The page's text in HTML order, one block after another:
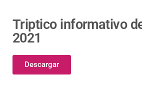
Triptico informativo
2021
Descargar